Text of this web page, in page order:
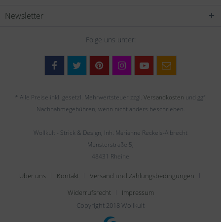
Newsletter
Folge uns unter:
* Alle Preise inkl. gesetzl. Mehrwertsteuer zzgl. Versandkosten und ggf.
Nachnahmegebühren, wenn nicht anders beschrieben.
Wollkult - Strick & Design, Inh. Marianne Reckels-Albrecht
Münsterstraße 5,
48431 Rheine
Über uns Kontakt
Versand und Zahlungsbedingungen
Widerrufsrecht
Impressum
Copyright 2018 Wollkult